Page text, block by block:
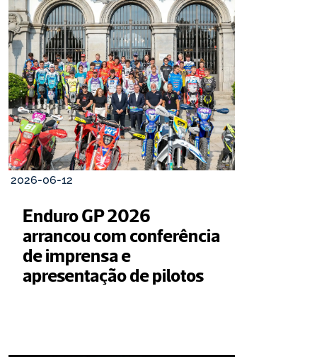
2026-06-12
Enduro GP 2026
arrancou com conferência
de imprensa e